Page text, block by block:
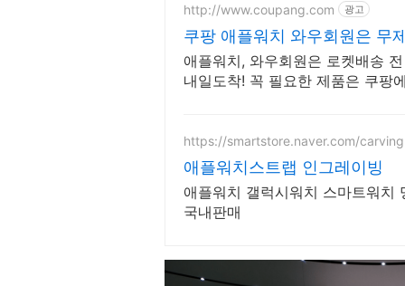
http://www.coupang.com 광고
쿠팡 애플워치 와우회원은 무
애플워치, 와우회원은 로켓배송
내일도착! 꼭 필요한 제품은 쿠팡
https://smartstore.naver.com/carving
애플워치스트랩 인그레이빙
애플워치 갤럭시워치 스마트워치
국내판매